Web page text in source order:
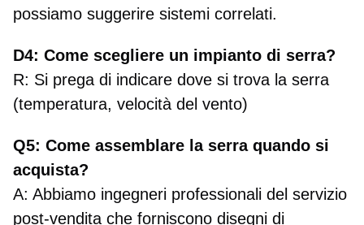
possiamo suggerire sistemi correlati.
D4: Come scegliere un impianto di serra?
R: Si prega di indicare dove si trova la serra
(temperatura, velocità del vento)
Q5: Come assemblare la serra quando si
acquista?
A: Abbiamo ingegneri professionali del servizio
post-vendita che forniscono disegni di